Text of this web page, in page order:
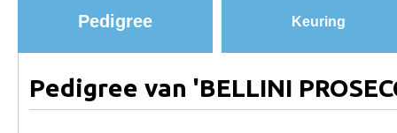
Informatie overschrijven paspoort
Animal Health Regulation
Gids voor Goede Praktijken
Pedigree Keuring
Pedigree van 'BELLINI